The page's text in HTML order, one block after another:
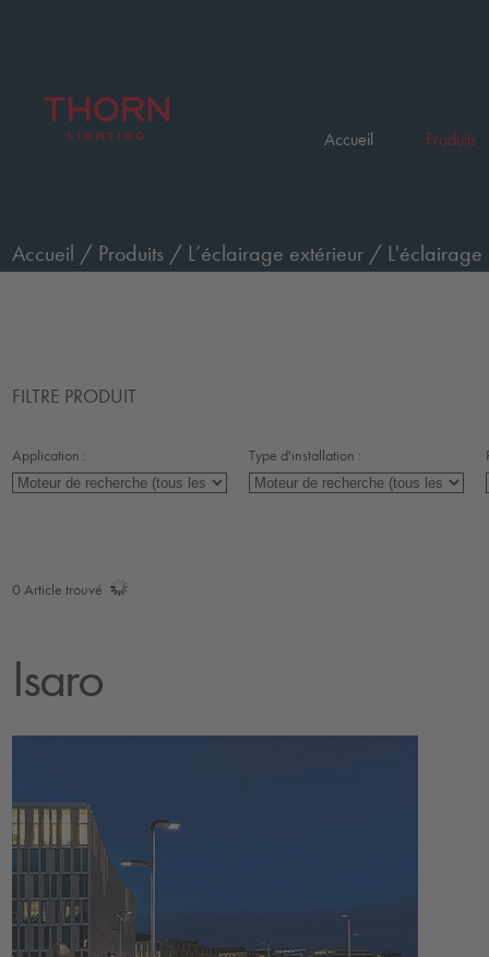
Accueil Produits
Accueil / Produits / L’éclairage extérieur / L'éclairage
FILTRE PRODUIT
Application : Type d'installation :
0 Article trouvé
Isaro